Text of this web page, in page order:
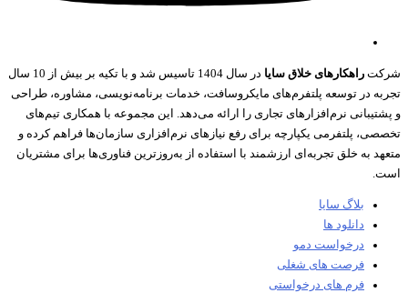
راهکارهای خلاق سایا
در سال 1404 تاسیس شد و با تکیه بر بیش از 10 سال
در توسعه پلتفرم‌های مایکروسافت، خدمات برنامه‌نویسی، مشاوره، طراحی
نرم‌افزارهای تجاری را ارائه می‌دهد. این مجموعه با همکاری تیم‌های
پلتفرمی یکپارچه برای رفع نیازهای نرم‌افزاری سازمان‌ها فراهم کرده و
به خلق تجربه‌ای ارزشمند با استفاده از به‌روزترین فناوری‌ها برای مشتریان
بلاگ سایا
دانلود ها
درخواست دمو
فرصت های شغلی
فرم های درخواستی